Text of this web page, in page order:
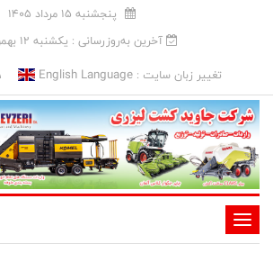
پنجشنبه 15 مرداد 1405
آخرین به‌روزرسانی : يکشنبه 12 بهمن 1404
تغییر زبان سایت :English Language
تغییر
وضعیت